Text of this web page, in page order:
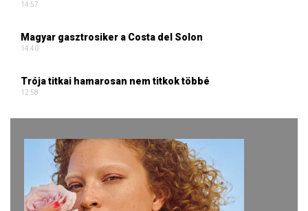
14:57
Magyar gasztrosiker a Costa del Solon
14:40
Trója titkai hamarosan nem titkok többé
12:58